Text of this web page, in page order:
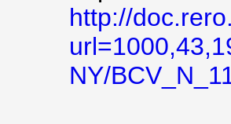
http://
NY/